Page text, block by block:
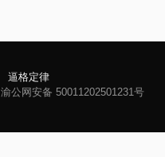
逼格定律
渝公网安备 50011202501231号